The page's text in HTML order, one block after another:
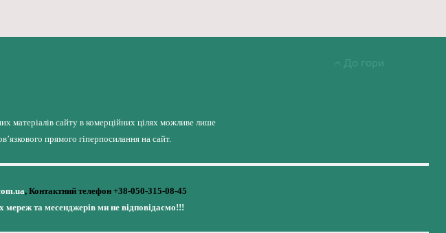
До гори
матеріалів сайту в комерційних цілях можливе лише
прямого гіперпосилання на сайт.
, Контактний телефон +38-050-315-08-45
мереж та месенджерів ми не відповідаємо!!!